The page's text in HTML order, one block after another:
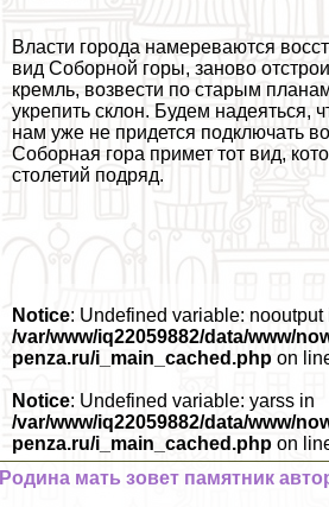
Власти города намереваются
вид Соборной горы, заново
кремль, возвести по старым
укрепить склон. Будем надеяться,
нам уже не придется подключать
Соборная гора примет тот вид,
столетий подряд.
Notice: Undefined variable: nooutput
/var/www/iq22059882/data/www/
penza.ru/i_main_cached.php on
Notice: Undefined variable: yarss in
/var/www/iq22059882/data/www/
penza.ru/i_main_cached.php on
Родина мать зовет памятник